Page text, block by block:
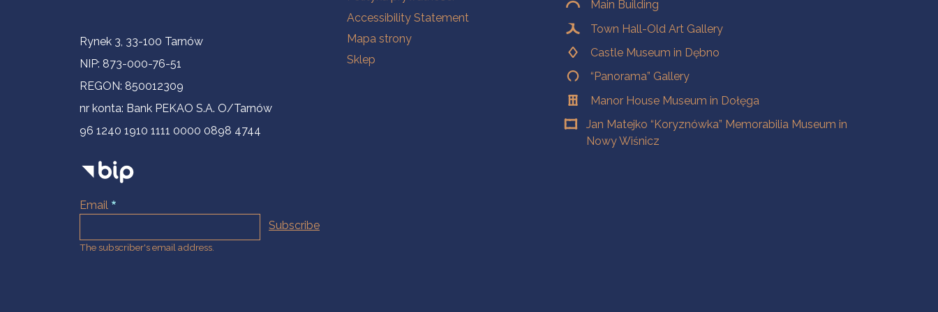
Contact Information
Rynek 3, 33-100 Tarnów
NIP: 873-000-76-51
REGON: 850012309
nr konta: Bank PEKAO S.A. O/Tarnów
96 1240 1910 1111 0000 0898 4744
Email
The subscriber's email address.
Accessibility Statement
Mapa strony
Sklep
Main Building
Town Hall-Old Art Gallery
Castle Museum in Dębno
“Panorama” Gallery
Manor House Museum in Dołęga
Jan Matejko “Koryznówka” Memorabilia Museum in
Nowy Wiśnicz